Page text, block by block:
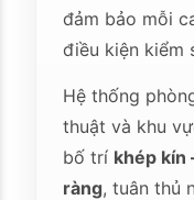
đảm bảo mỗi
điều kiện kiểm
Hệ thống
thuật và khu
bố trí khép kín
ràng, tuân thủ